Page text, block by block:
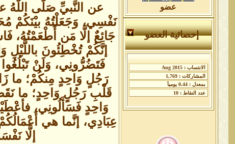
عضو
إحصائية العضو
عن النَّبيِّ صَلَّى اللَّهُ
نَفْسِي، وَجَعَلْتُهُ بيْنَكُمْ
جَائِعٌ إلَّا مَن أَطْعَمْتُهُ،
إنَّكُمْ تُخْطِئُونَ باللَّيْلِ
فَتَضُرُّونِي، وَلَنْ
رَجُلٍ وَاحِدٍ مِنكُمْ؛ ما
قَلْبِ رَجُلٍ وَاحِدٍ؛ ما
وَاحِدٍ فَسَأَلُونِي،
عِبَادِي، إنَّما هي
إلَّا